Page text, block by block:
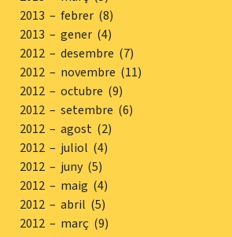
2013 – febrer (8)
2013 – gener (4)
2012 – desembre (7)
2012 – novembre (11)
2012 – octubre (9)
2012 – setembre (6)
2012 – agost (2)
2012 – juliol (4)
2012 – juny (5)
2012 – maig (4)
2012 – abril (5)
2012 – març (9)